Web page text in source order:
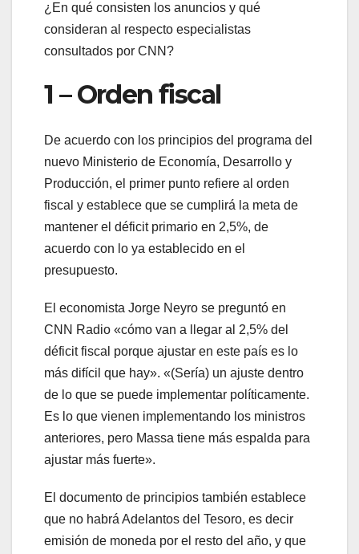
¿En qué consisten los anuncios y qué
consideran al respecto especialistas
consultados por CNN?
1 – Orden fiscal
De acuerdo con los principios del programa del
nuevo Ministerio de Economía, Desarrollo y
Producción, el primer punto refiere al orden
fiscal y establece que se cumplirá la meta de
mantener el déficit primario en 2,5%, de
acuerdo con lo ya establecido en el
presupuesto.
El economista Jorge Neyro se preguntó en
CNN Radio «cómo van a llegar al 2,5% del
déficit fiscal porque ajustar en este país es lo
más difícil que hay». «(Sería) un ajuste dentro
de lo que se puede implementar políticamente.
Es lo que vienen implementando los ministros
anteriores, pero Massa tiene más espalda para
ajustar más fuerte».
El documento de principios también establece
que no habrá Adelantos del Tesoro, es decir
emisión de moneda por el resto del año, y que